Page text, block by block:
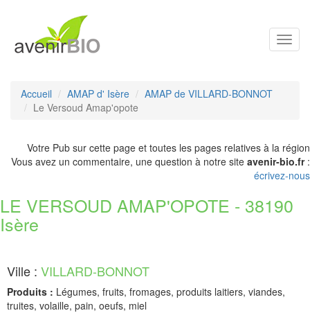
Accueil AMAP d' Isère
AMAP de VILLARD-BONNOT
Le Versoud Amap'opote
Votre Pub sur cette page et toutes les pages relatives à la région
Vous avez un commentaire, une question à notre site avenir-bio.fr:
écrivez-nous
LE VERSOUD AMAP'OPOTE - 38190
Isère
Ville : VILLARD-BONNOT
Produits : Légumes, fruits, fromages, produits laitiers, viandes,
truites, volaille, pain, oeufs, miel